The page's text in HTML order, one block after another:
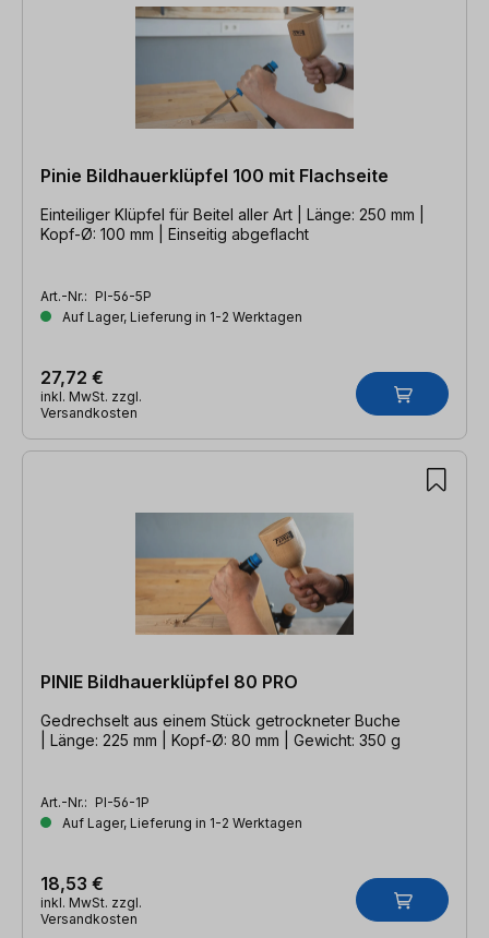
Pinie Bildhauerklüpfel 100 mit Flachseite
Einteiliger Klüpfel für Beitel aller Art | Länge: 250 mm |
Kopf-Ø: 100 mm | Einseitig abgeflacht
Art.-Nr.: PI-56-5P
Auf Lager, Lieferung in 1-2 Werktagen
27,72 €
inkl. MwSt. zzgl.
Versandkosten
PINIE Bildhauerklüpfel 80 PRO
Gedrechselt aus einem Stück getrockneter Buche
| Länge: 225 mm | Kopf-Ø: 80 mm | Gewicht: 350 g
Art.-Nr.: PI-56-1P
Auf Lager, Lieferung in 1-2 Werktagen
18,53 €
inkl. MwSt. zzgl.
Versandkosten